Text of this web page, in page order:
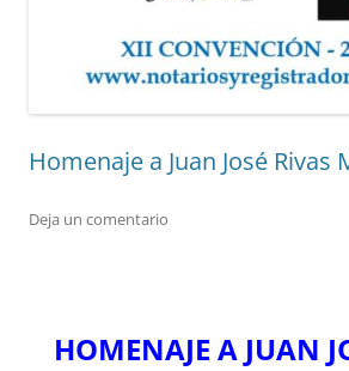
Homenaje a Juan José Rivas
Deja un comentario
HOMENAJE A JUAN